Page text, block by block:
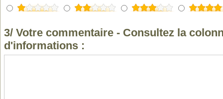
3/ Votre commentaire - Consultez la
d'informations :